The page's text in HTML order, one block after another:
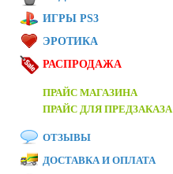
ИГРЫ PS3
ЭРОТИКА
РАСПРОДАЖА
ПРАЙС МАГАЗИНА
ПРАЙС ДЛЯ ПРЕДЗАКАЗА
ОТЗЫВЫ
ДОСТАВКА И ОПЛАТА